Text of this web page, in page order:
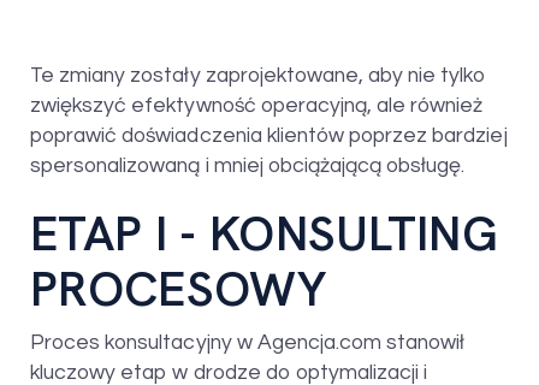
Te zmiany zostały zaprojektowane, aby nie tylko
zwiększyć efektywność operacyjną, ale również
poprawić doświadczenia klientów poprzez bardziej
spersonalizowaną i mniej obciążającą obsługę.
ETAP I - KONSULTING
PROCESOWY
Proces konsultacyjny w Agencja.com stanowił
kluczowy etap w drodze do optymalizacji i